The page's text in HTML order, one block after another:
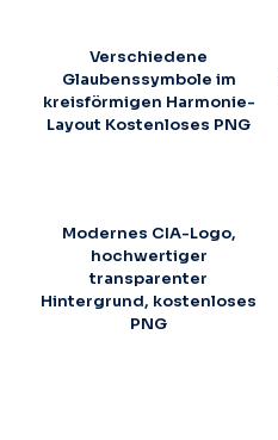
Verschiedene
Glaubenssymbole im
kreisförmigen Harmonie-
Layout Kostenloses PNG
Modernes CIA-Logo,
hochwertiger
transparenter
Hintergrund, kostenloses
PNG